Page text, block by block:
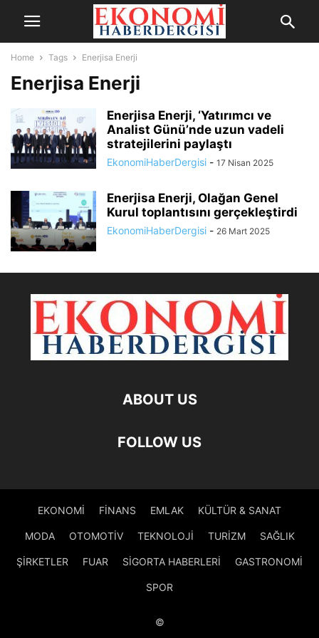
Home Tags Enerjisa Enerji
Enerjisa Enerji
Enerjisa Enerji, ‘Yatırımcı ve
Analist Günü’nde uzun vadeli
stratejilerini paylaştı
EkonomiHaberDergisi - 17 Nisan 2025
Enerjisa Enerji, Olağan Genel
Kurul toplantısını gerçekleştirdi
EkonomiHaberDergisi - 26 Mart 2025
ABOUT US
FOLLOW US
EKONOMİ FİNANS EMLAK KÜLTÜR & SANAT
MODA OTOMOTİV TEKNOLOJİ TURİZM SAĞLIK
ŞİRKETLER FUAR SİGORTA HABERLERİ GASTRONOMİ
SPOR
©